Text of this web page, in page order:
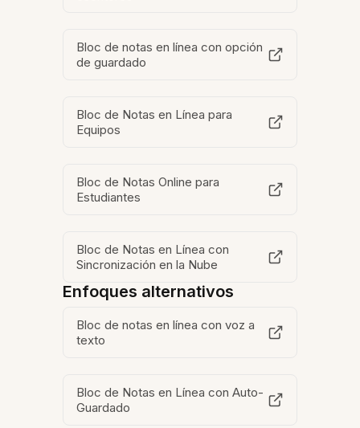
Bloc de notas en línea con opción
de guardado
Bloc de Notas en Línea para
Equipos
Bloc de Notas Online para
Estudiantes
Bloc de Notas en Línea con
Sincronización en la Nube
Enfoques alternativos
Bloc de notas en línea con voz a
texto
Bloc de Notas en Línea con Auto-
Guardado